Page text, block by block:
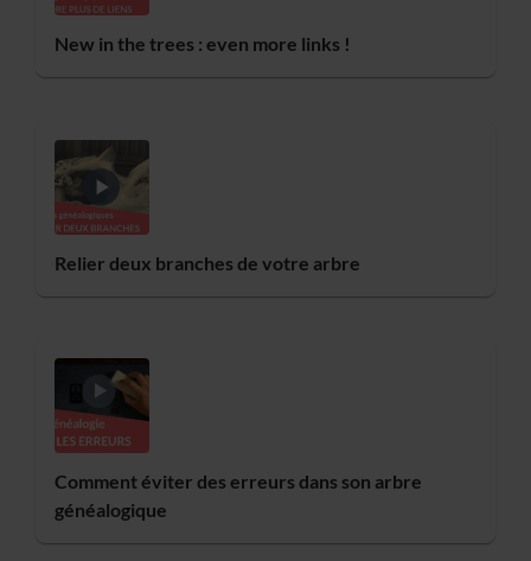
New in the trees : even more links !
Relier deux branches de votre arbre
Comment éviter des erreurs dans son arbre
généalogique